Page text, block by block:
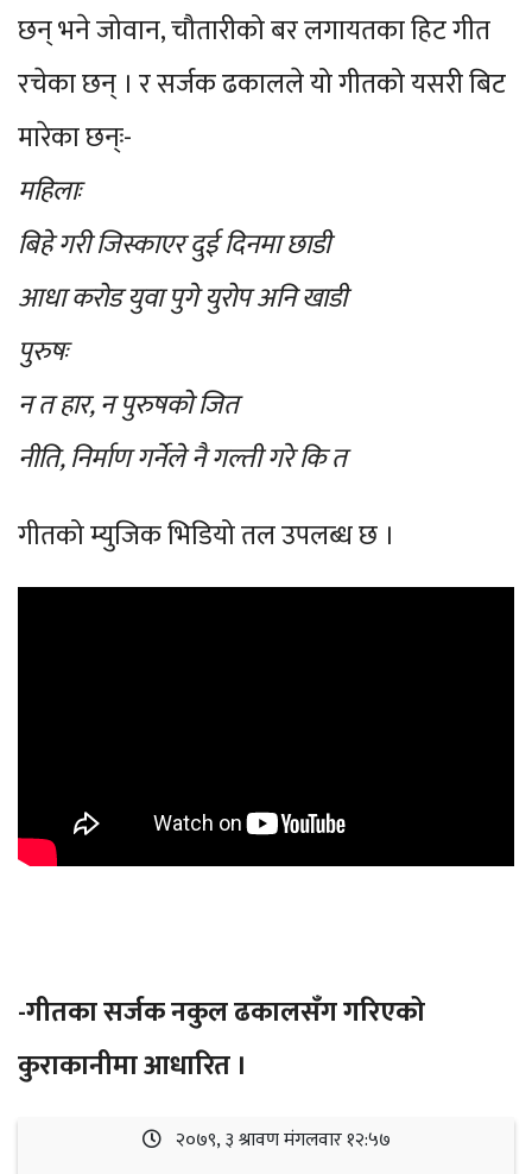
छन् भने जोवान, चौतारीको बर लगायतका हिट गीत
रचेका छन् । र सर्जक ढकालले यो गीतको यसरी बिट
मारेका छन्ः-
महिलाः
बिहे गरी जिस्काएर दुई दिनमा छाडी
आधा करोड युवा पुगे युरोप अनि खाडी
पुरुषः
न त हार, न पुरुषको जित
नीति, निर्माण गर्नेले नै गल्ती गरे कि त
गीतको म्युजिक भिडियो तल उपलब्ध छ ।
-गीतका सर्जक नकुल ढकालसँग गरिएको
कुराकानीमा आधारित ।
२०७९, ३ श्रावण मंगलवार १२:५७